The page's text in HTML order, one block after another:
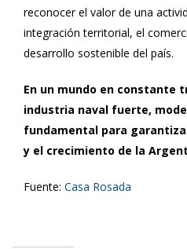
reconocer el valor de una
integración territorial, el
desarrollo sostenible del país.
En un mundo en constante
industria naval fuerte,
fundamental para
y el crecimiento de la
Fuente: Casa Rosada